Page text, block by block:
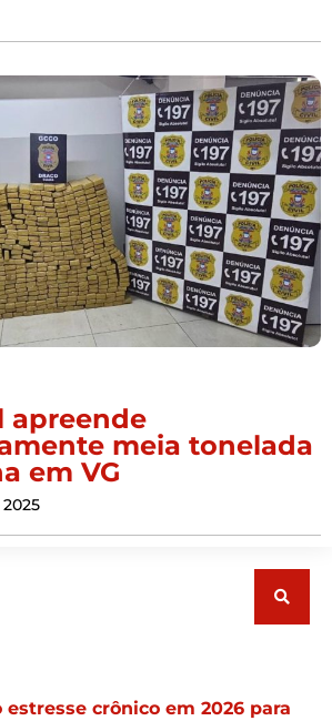
apreende
meia tonelada
em VG
crônico em 2026 para